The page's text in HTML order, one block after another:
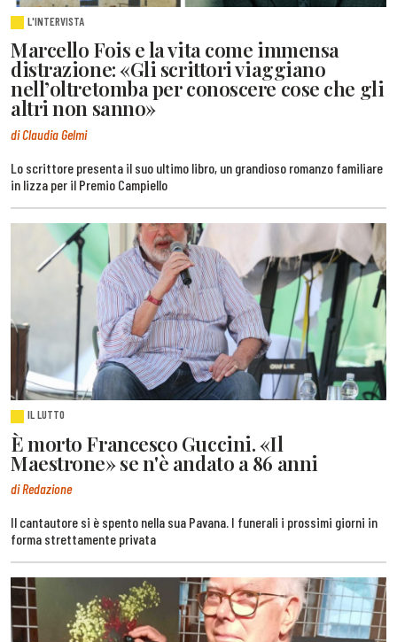
L'INTERVISTA
Marcello Fois e la vita come immensa
distrazione: «Gli scrittori viaggiano
nell’oltretomba per conoscere cose che gli
altri non sanno»
di Claudia Gelmi
Lo scrittore presenta il suo ultimo libro, un grandioso romanzo familiare
in lizza per il Premio Campiello
IL LUTTO
È morto Francesco Guccini. «Il
Maestrone» se n'è andato a 86 anni
di Redazione
Il cantautore si è spento nella sua Pavana. I funerali i prossimi giorni in
forma strettamente privata